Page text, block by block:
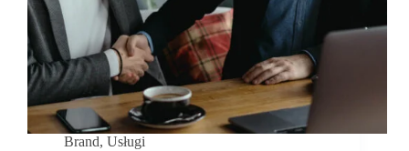
Brand, Usługi